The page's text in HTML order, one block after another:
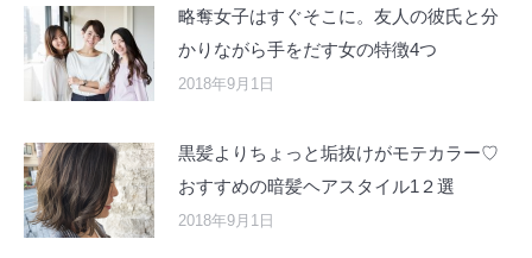
略奪女子はすぐそこに。友人の彼氏と分
かりながら手をだす女の特徴4つ
2018年9月1日
黒髪よりちょっと垢抜けがモテカラー♡
おすすめの暗髪ヘアスタイル1２選
2018年9月1日